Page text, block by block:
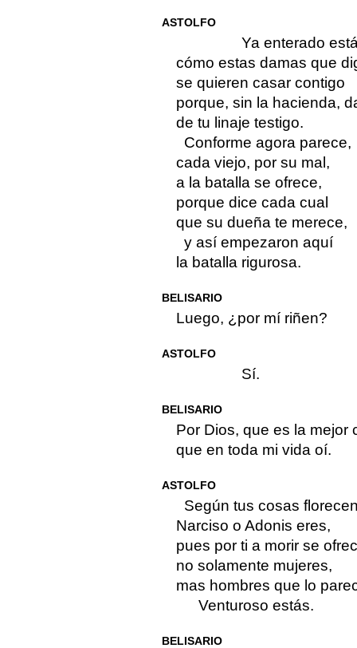
ASTOLFO
Ya enterado
cómo estas damas que
se quieren casar contigo
porque, sin la hacienda,
de tu linaje testigo.
Conforme agora parece,
cada viejo, por su mal,
a la batalla se ofrece,
porque dice cada cual
que su dueña te merece,
y así empezaron aquí
la batalla rigurosa.
BELISARIO
Luego, ¿por mí riñen?
ASTOLFO
Sí.
BELISARIO
Por Dios, que es la mejor
que en toda mi vida oí.
ASTOLFO
Según tus cosas
Narciso o Adonis eres,
pues por ti a morir se
no solamente mujeres,
mas hombres que lo
Venturoso estás.
BELISARIO